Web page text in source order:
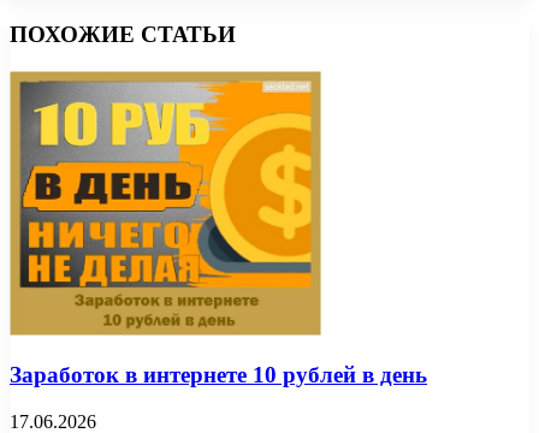
ПОХОЖИЕ СТАТЬИ
Заработок в интернете 10 рублей в день
17.06.2026